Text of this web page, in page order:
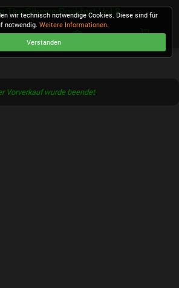
The Silence-Rockfest Vol.8
Vorverkauf wurde beendet
wir technisch notwendige Cookies. Diese sind für
notwendig.Weitere Informationen.
Verstanden